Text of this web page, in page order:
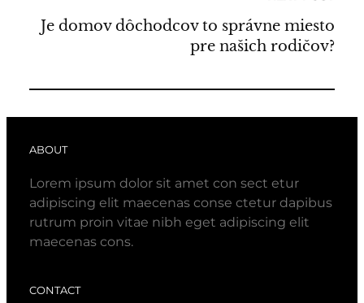
Je domov dôchodcov to správne miesto
pre našich rodičov?
ABOUT
Lorem ipsum dolor sit amet con sect etur
adipiscing elit maecenas conse ctetur dapibus
rutrum proin vitae nibh eget adipiscing elit
maecenas cons.
CONTACT